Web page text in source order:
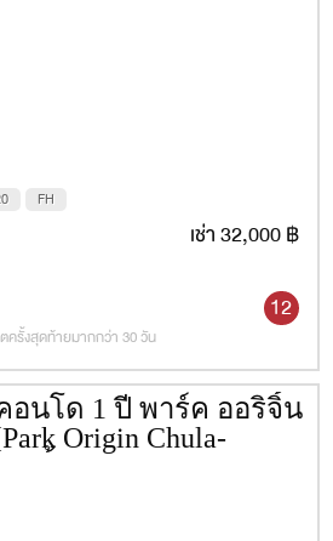
FH
เช่า 32,000 ฿
12
ครั้งสุดท้ายมากกว่า 30 วัน
อนโด 1 ปี พาร์ค ออริจิ้น
Origin Chula-
. ชั้น 23